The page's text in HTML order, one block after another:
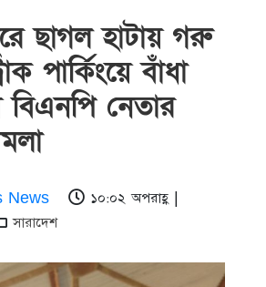
ছাগল হাটায় গরু
পার্কিংয়ে বাঁধা
বিএনপি নেতার
News
১০:০২ অপরাহ্ণ |
সারাদেশ